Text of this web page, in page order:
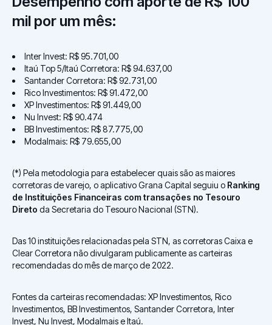
mil por um mês:
Inter Invest: R$ 95.701,00
Itaú Top 5/Itaú Corretora: R$ 94.637,00
Santander Corretora: R$ 92.731,00
Rico Investimentos: R$ 91.472,00
XP Investimentos: R$ 91.449,00
Nu Invest: R$ 90.474
BB Investimentos: R$ 87.775,00
Modalmais: R$ 79.655,00
(*) Pela metodologia para estabelecer quais são as maiores
corretoras de varejo, o aplicativo Grana Capital seguiu o Ranking
de Instituições Financeiras com transações no Tesouro
Direto da Secretaria do Tesouro Nacional (STN).
Das 10 instituições relacionadas pela STN, as corretoras Caixa e
Clear Corretora não divulgaram publicamente as carteiras
recomendadas do mês de março de 2022.
Fontes da carteiras recomendadas: XP Investimentos, Rico
Investimentos, BB Investimentos, Santander Corretora, Inter
Invest, Nu Invest, Modalmais e Itaú.